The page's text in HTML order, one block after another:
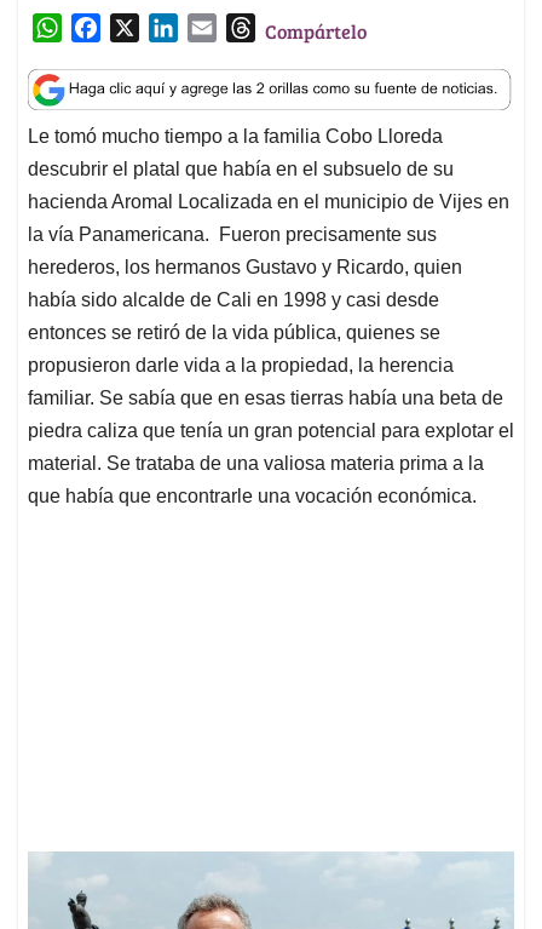
W
a
t
s
A
p
p
c
e
b
o
o
k
n
k
e
d
I
n
a
i
l
T
r
e
a
d
s
Compártelo
Le tomó mucho tiempo a la familia Cobo Lloreda
descubrir el platal que había en el subsuelo de su
hacienda Aromal Localizada en el municipio de Vijes en
la vía Panamericana. Fueron precisamente sus
herederos, los hermanos Gustavo y Ricardo, quien
había sido alcalde de Cali en 1998 y casi desde
entonces se retiró de la vida pública, quienes se
propusieron darle vida a la propiedad, la herencia
familiar. Se sabía que en esas tierras había una beta de
piedra caliza que tenía un gran potencial para explotar el
material. Se trataba de una valiosa materia prima a la
que había que encontrarle una vocación económica.